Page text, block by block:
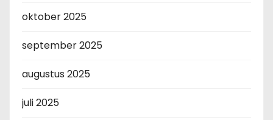
oktober 2025
september 2025
augustus 2025
juli 2025